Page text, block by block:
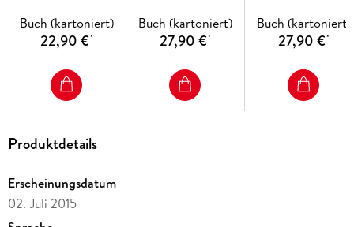
Buch (kartoniert)
22,90 €*
Buch (kartoniert)
27,90 €*
Buch (kartoniert)
27,90 €*
Produktdetails
Erscheinungsdatum
02. Juli 2015